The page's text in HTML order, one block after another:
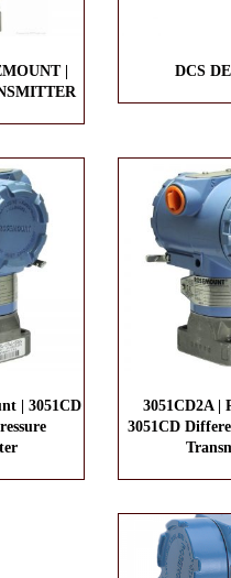
DCS
|
3051CD2A |
3051CD
| 3051CD